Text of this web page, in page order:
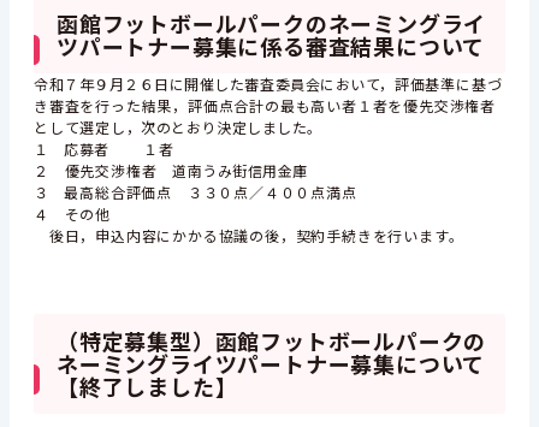
函館フットボールパークのネーミングライ
ツパートナー募集に係る審査結果について
令和７年９月２６日に開催した審査委員会において， 評価基準に基づ
き審査を行った結果，評価点合計の最も高い者１者を優先交渉権者
として選定し ，次のとおり決定しました。
１ 応募者 １者
２ 優先交渉権者道南うみ街信用金庫
３
最高総合評価点 ３３０点／４００点満点
４ その他
後日，申込内容にかかる協議の後，契約手続きを行います。
（特定募集型）函館フットボールパークの
ネーミングライツパートナー募集について
【終了しました】